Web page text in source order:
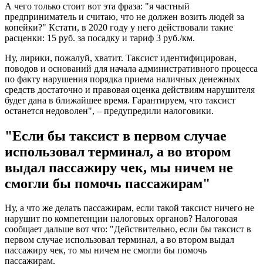
А чего только стоит вот эта фраза: "я частный
предприниматель и считаю, что не должен возить людей за
копейки?" Кстати, в 2020 году у него действовали такие
расценки: 15 руб. за посадку и тариф 3 руб./км.
Ну, лирики, пожалуй, хватит. Таксист идентифицирован,
поводов и оснований для начала административного процесса
по факту нарушения порядка приема наличных денежных
средств достаточно и правовая оценка действиям нарушителя
будет дана в ближайшее время. Гарантируем, что таксист
останется недоволен", – предупредили налоговики.
"Если бы таксист в первом случае
использовал терминал, а во втором
выдал пассажиру чек, мы ничем не
смогли бы помочь пассажирам"
Ну, а что же делать пассажирам, если такой таксист ничего не
нарушит по компетенции налоговых органов? Налоговая
сообщает дальше вот что: "Действительно, если бы таксист в
первом случае использовал терминал, а во втором выдал
пассажиру чек, то мы ничем не смогли бы помочь
пассажирам.